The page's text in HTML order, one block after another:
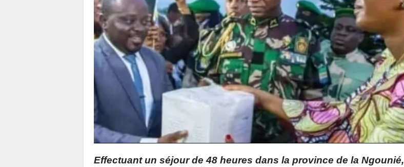
Effectuant un séjour de 48 heures dans la province de la Ngounié,